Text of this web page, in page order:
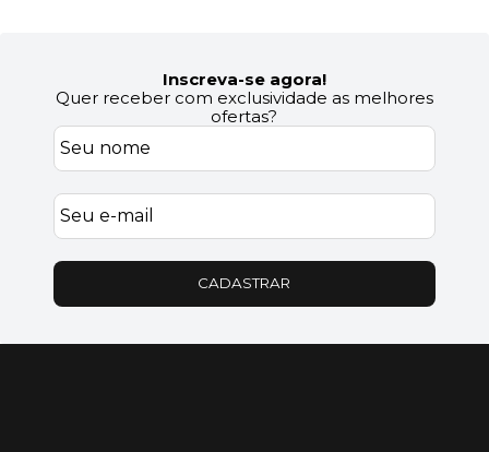
Inscreva-se agora!
Quer receber com exclusividade as melhores
ofertas?
CADASTRAR